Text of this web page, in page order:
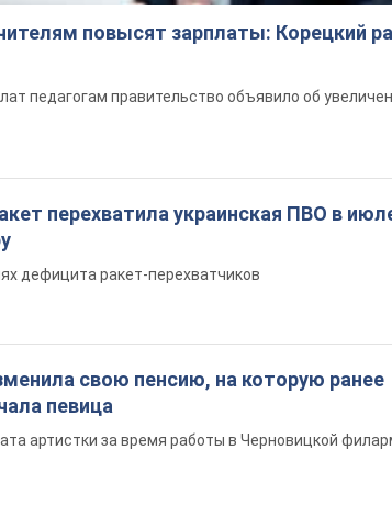
повысят зарплаты: Корецкий
педагогам правительство объявило об
перехватила украинская ПВО в
дефицита ракет-перехватчиков
свою пенсию, на которую ранее
певица
артистки за время работы в Черновицкой